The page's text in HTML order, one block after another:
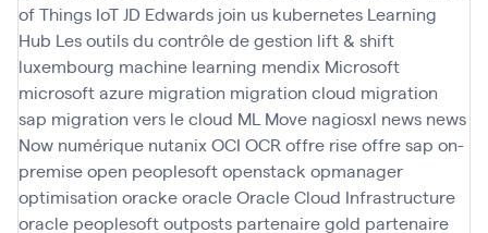
of Things IoT JD Edwards join us kubernetes Learning
Hub Les outils du contrôle de gestion lift & shift
luxembourg machine learning mendix Microsoft
microsoft azure migration migration cloud migration
sap migration vers le cloud ML Move nagiosxl news news
Now numérique nutanix OCI OCR offre riseoffre sap on-
premiseopen peoplesoftopenstack opmanager
optimisation orackeoracleOracle Cloud Infrastructure
oracle peoplesoftoutposts partenaire gold partenaire